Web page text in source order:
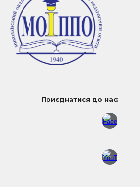
Приєднатися до нас: